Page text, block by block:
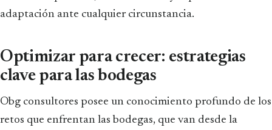
adaptación ante cualquier circunstancia.
Optimizar para crecer: estrategias
clave para las bodegas
Obg consultores posee un conocimiento profundo de los
retos que enfrentan las bodegas, que van desde la